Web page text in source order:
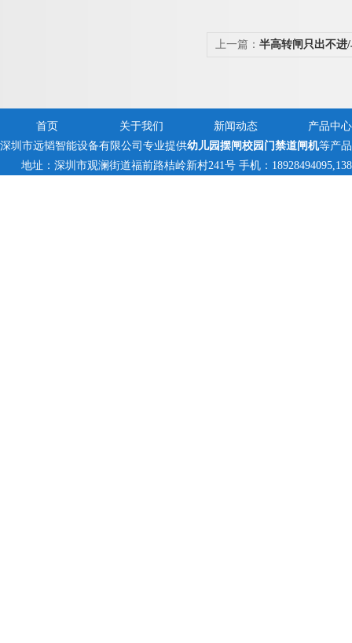
上一篇： 半高转闸​只出不进
首页 关于我们 新闻动态
产品中心
深圳市远韬智能设备有限公司专业提供幼儿园摆闸校园门禁道闸机等产
地址：深圳市观澜街道福前路桔岭新村241号 手机：